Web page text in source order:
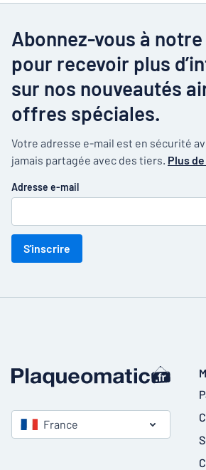
Abonnez-vous à
pour recevoir plus
sur nos nouveautés
offres spéciales.
Votre adresse e-mail est en sécurité
jamais partagée avec des tiers. Plus
Adresse e-mail
S'inscrire
France